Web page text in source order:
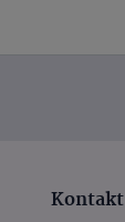
Kontakt